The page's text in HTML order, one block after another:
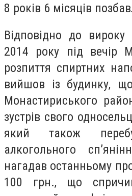
8 років 6 місяців
Відповідно до вироку
2014 року під вечір
розпиття спиртних
вийшов із будинку,
Монастириського
зустрів свого
який також
алкогольного
нагадав останньому
100 грн., що